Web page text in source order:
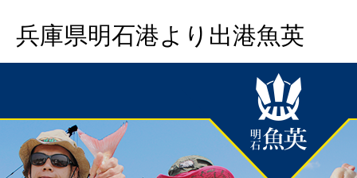
兵庫県明石港より出港魚英